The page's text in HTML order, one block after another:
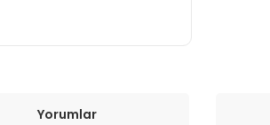
Yorumlar